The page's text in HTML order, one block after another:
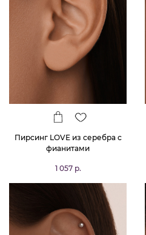
Пирсинг LOVE из серебра с
фианитами
1 057 р.